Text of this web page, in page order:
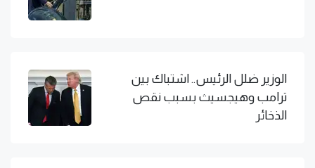
الوزير ضلل الرئيس.. اشتباك بين
ترامب وهيجسيث بسبب نقص
الذخائر